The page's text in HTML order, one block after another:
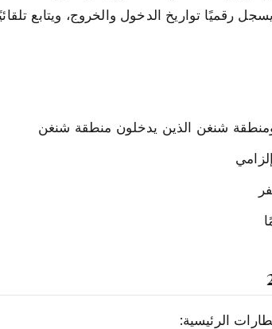
رقميًا تواريخ الدخول والخروج، ويتابع
شنغن الذين يدخلون منطقة شنغن
الرئيسية: